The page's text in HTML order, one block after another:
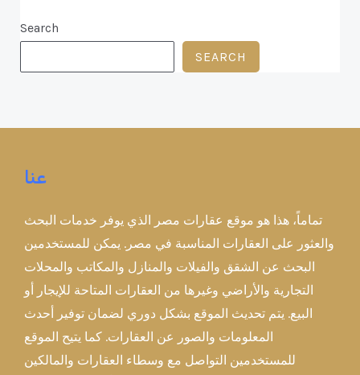
Search
SEARCH
عنا
تماماً، هذا هو موقع عقارات مصر الذي يوفر خدمات البحث
والعثور على العقارات المناسبة في مصر. يمكن للمستخدمين
البحث عن الشقق والفيلات والمنازل والمكاتب والمحلات
التجارية والأراضي وغيرها من العقارات المتاحة للإيجار أو
البيع. يتم تحديث الموقع بشكل دوري لضمان توفير أحدث
المعلومات والصور عن العقارات. كما يتيح الموقع
للمستخدمين التواصل مع وسطاء العقارات والمالكين